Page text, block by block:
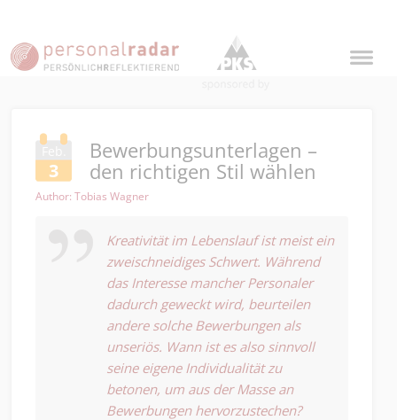
Feb.
3
Bewerbungsunterlagen –
den richtigen Stil wählen
Author: Tobias Wagner
Kreativität im Lebenslauf ist meist ein
zweischneidiges Schwert. Während
das Interesse mancher Personaler
dadurch geweckt wird, beurteilen
andere solche Bewerbungen als
unseriös. Wann ist es also sinnvoll
seine eigene Individualität zu
betonen, um aus der Masse an
Bewerbungen hervorzustechen?